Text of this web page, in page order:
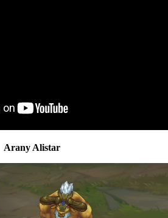
Arany Alistar